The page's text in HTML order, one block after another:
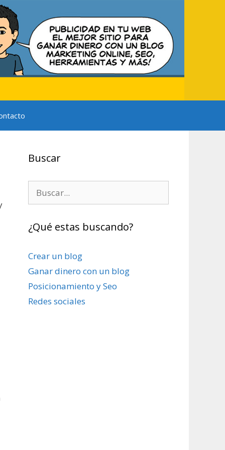
Buscar
¿Qué estas buscando?
Crear un blog
Ganar dinero con un blog
Posicionamiento y Seo
Redes sociales